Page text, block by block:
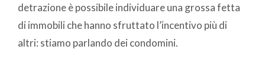
detrazione è possibile individuare una grossa fetta
di immobili che hanno sfruttato l’incentivo più di
altri: stiamo parlando dei condomini.